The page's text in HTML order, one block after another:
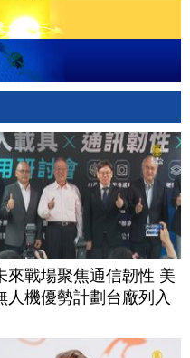
來戰場聚焦通信韌性 美
人機優勢計劃台廠列入